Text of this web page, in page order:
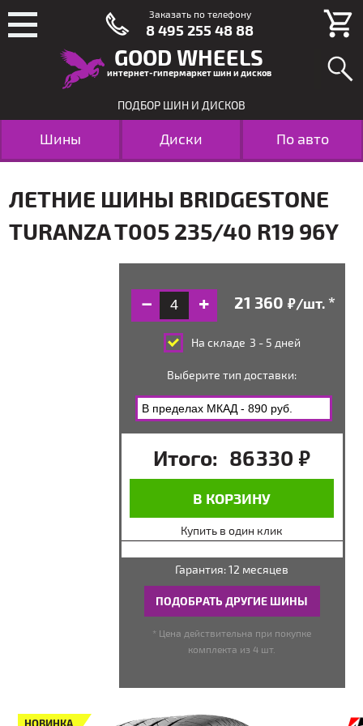
GOOD WHEELS
интернет-гипермаркет шин и дисков
ПОДБОР ШИН И ДИСКОВ
Шины Диски По авто
ЛЕТНИЕ ШИНЫ BRIDGESTONE
TURANZA T005 235/40 R19 96Y
руб./шт.
На складе 3 - 5 дней
Выберите тип доставки:
Итого: 86 330 руб.
В КОРЗИНУ
Купить в один клик
Гарантия: 12 месяцев
ПОДОБРАТЬ ДРУГИЕ ШИНЫ
* Цена действительна при покупке
комплекта из 4 шт.
Заказать по телефону
8 495 255 48 88